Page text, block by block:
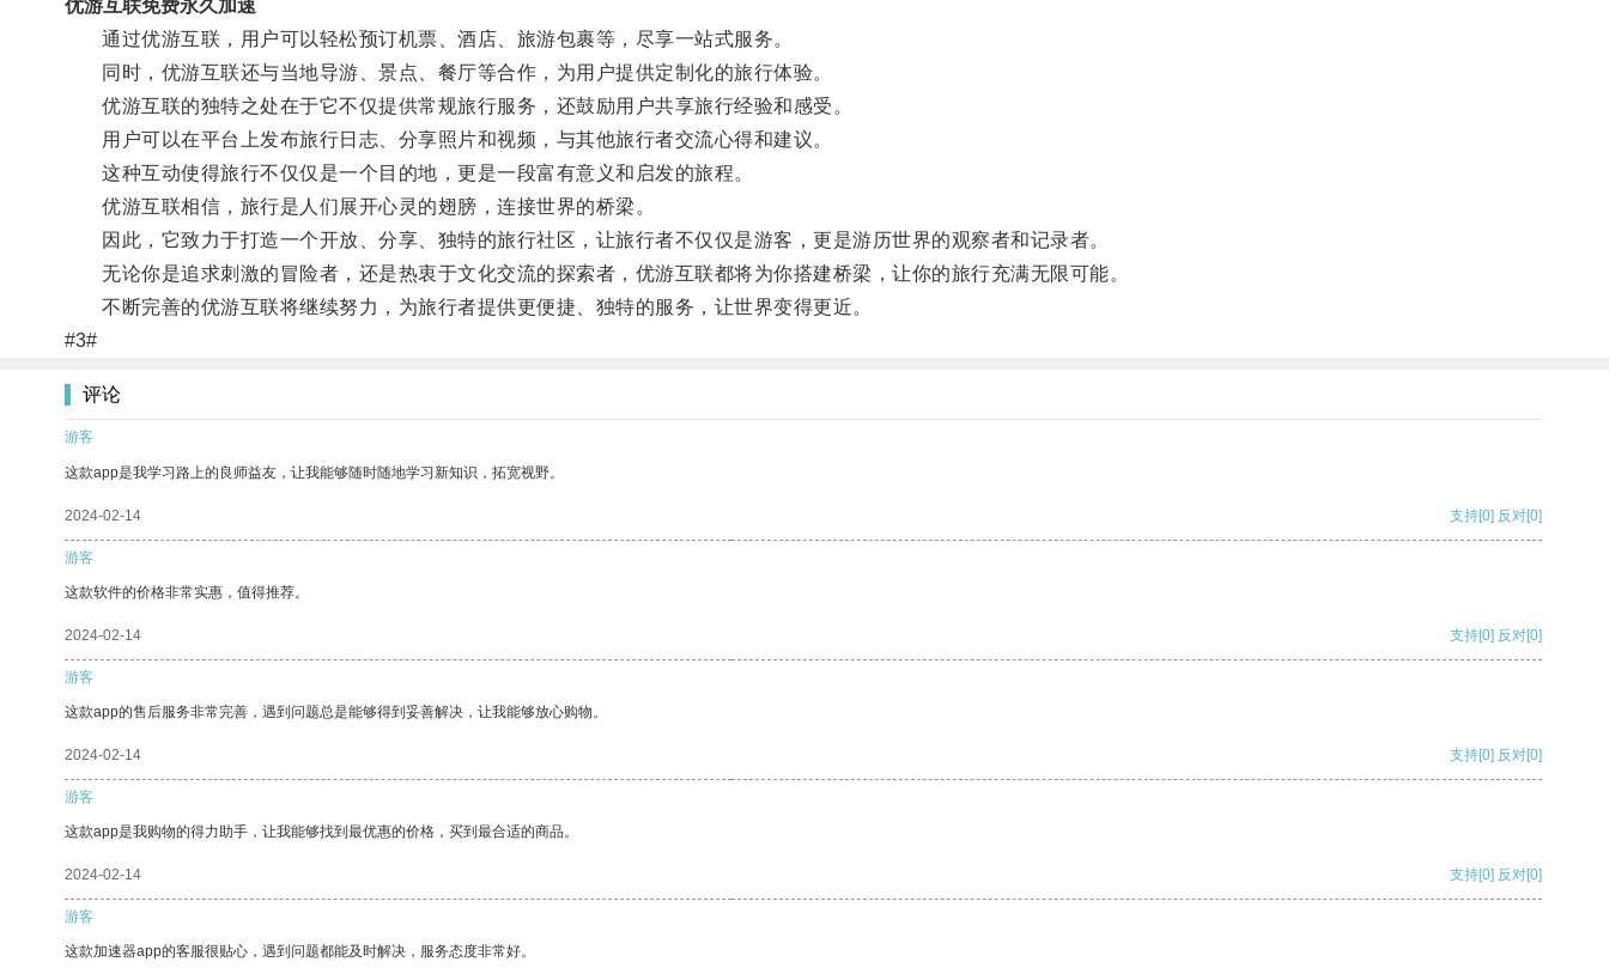
优游互联免费永久加速
通过优游互联，用户可以轻松预订机票、酒店、旅游包裹等，尽享一站式服务。
同时，优游互联还与当地导游、景点、餐厅等合作，为用户提供定制化的旅行体验。
优游互联的独特之处在于它不仅提供常规旅行服务，还鼓励用户共享旅行经验和感受。
用户可以在平台上发布旅行日志、分享照片和视频，与其他旅行者交流心得和建议。
这种互动使得旅行不仅仅是一个目的地，更是一段富有意义和启发的旅程。
优游互联相信，旅行是人们展开心灵的翅膀，连接世界的桥梁。
因此，它致力于打造一个开放、分享、独特的旅行社区，让旅行者不仅仅是游客，更是游历世界的观察者和记录者。
无论你是追求刺激的冒险者，还是热衷于文化交流的探索者，优游互联都将为你搭建桥梁，让你的旅行充满无限可能。
不断完善的优游互联将继续努力，为旅行者提供更便捷、独特的服务，让世界变得更近。
#3#
评论
游客
这款app是我学习路上的良师益友，让我能够随时随地学习新知识，拓宽视野。
2024-02-14 支持[0] 反对[0]
游客
这款软件的价格非常实惠，值得推荐。
2024-02-14 支持[0] 反对[0]
游客
这款app的售后服务非常完善，遇到问题总是能够得到妥善解决，让我能够放心购物。
2024-02-14 支持[0] 反对[0]
游客
这款app是我购物的得力助手，让我能够找到最优惠的价格，买到最合适的商品。
2024-02-14 支持[0] 反对[0]
游客
这款加速器app的客服很贴心，遇到问题都能及时解决，服务态度非常好。